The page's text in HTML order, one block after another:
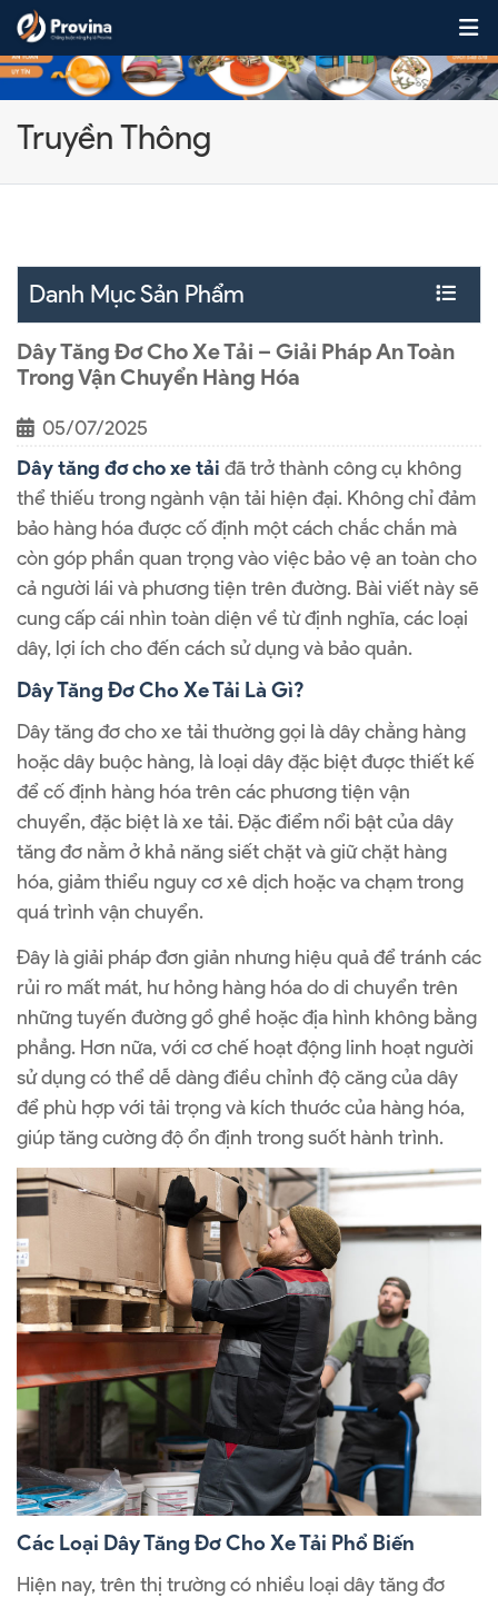
Skip to content
Truyền Thông
Danh Mục Sản Phẩm
Dây Tăng Đơ Cho Xe Tải – Giải Pháp An Toàn
Trong Vận Chuyển Hàng Hóa
05/07/2025
Dây tăng đơ cho xe tải đã trở thành công cụ không
thể thiếu trong ngành vận tải hiện đại. Không chỉ đảm
bảo hàng hóa được cố định một cách chắc chắn mà
còn góp phần quan trọng vào việc bảo vệ an toàn cho
cả người lái và phương tiện trên đường. Bài viết này sẽ
cung cấp cái nhìn toàn diện về từ định nghĩa, các loại
dây, lợi ích cho đến cách sử dụng và bảo quản.
Dây Tăng Đơ Cho Xe Tải Là Gì?
Dây tăng đơ cho xe tải thường gọi là dây chằng hàng
hoặc dây buộc hàng, là loại dây đặc biệt được thiết kế
để cố định hàng hóa trên các phương tiện vận
chuyển, đặc biệt là xe tải. Đặc điểm nổi bật của dây
tăng đơ nằm ở khả năng siết chặt và giữ chặt hàng
hóa, giảm thiểu nguy cơ xê dịch hoặc va chạm trong
quá trình vận chuyển.
Đây là giải pháp đơn giản nhưng hiệu quả để tránh các
rủi ro mất mát, hư hỏng hàng hóa do di chuyển trên
những tuyến đường gồ ghề hoặc địa hình không bằng
phẳng. Hơn nữa, với cơ chế hoạt động linh hoạt người
sử dụng có thể dễ dàng điều chỉnh độ căng của dây
để phù hợp với tải trọng và kích thước của hàng hóa,
giúp tăng cường độ ổn định trong suốt hành trình.
Các Loại Dây Tăng Đơ Cho Xe Tải Phổ Biến
Hiện nay, trên thị trường có nhiều loại dây tăng đơ